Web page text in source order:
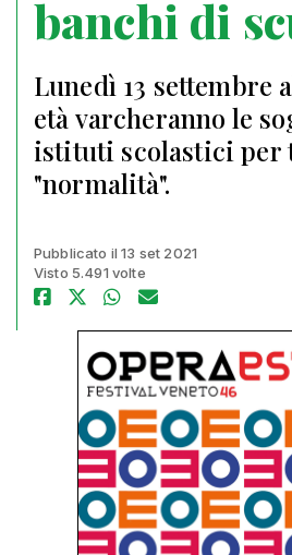
banchi di
Lunedì 13 settembre
età varcheranno le
istituti scolastici per
"normalità".
Pubblicato il 13 set 2021
Visto 5.491 volte